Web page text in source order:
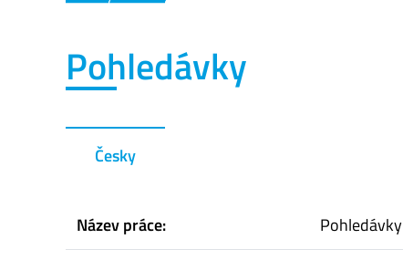
Pohledávky
Česky
Název práce:
Pohledávky